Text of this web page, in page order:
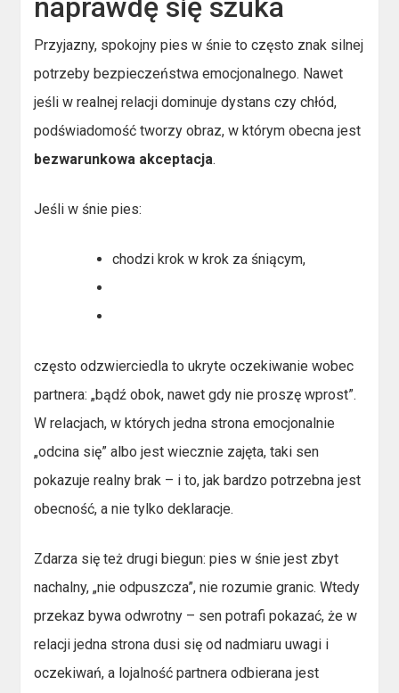
naprawdę się szuka
Przyjazny, spokojny pies w śnie to często znak silnej
potrzeby bezpieczeństwa emocjonalnego. Nawet
jeśli w realnej relacji dominuje dystans czy chłód,
podświadomość tworzy obraz, w którym obecna jest
bezwarunkowa akceptacja.
Jeśli w śnie pies:
chodzi krok w krok za śniącym,
często odzwierciedla to ukryte oczekiwanie wobec
partnera: „bądź obok, nawet gdy nie proszę wprost”.
W relacjach, w których jedna strona emocjonalnie
„odcina się” albo jest wiecznie zajęta, taki sen
pokazuje realny brak – i to, jak bardzo potrzebna jest
obecność, a nie tylko deklaracje.
Zdarza się też drugi biegun: pies w śnie jest zbyt
nachalny, „nie odpuszcza”, nie rozumie granic. Wtedy
przekaz bywa odwrotny – sen potrafi pokazać, że w
relacji jedna strona dusi się od nadmiaru uwagi i
oczekiwań, a lojalność partnera odbierana jest